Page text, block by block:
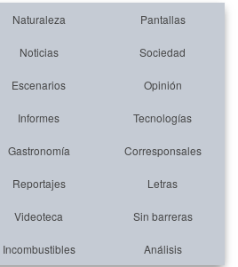
Naturaleza Pantallas
Noticias Sociedad
Escenarios Opinión
Informes Tecnologías
Gastronomía Corresponsales
Reportajes Letras
Videoteca Sin barreras
Incombustibles Análisis